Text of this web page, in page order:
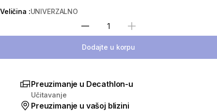
Veličina :UNIVERZALNO
Izaberi količinu
Dodajte u korpu
Preuzimanje u Decathlon-u
Učitavanje
Preuzimanje u vašoj blizini